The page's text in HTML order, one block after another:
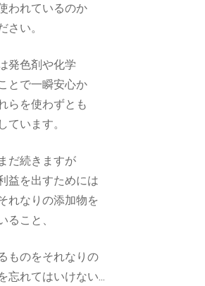
われているのか
い。
発色剤や化学
とで一瞬安心か
らを使わずとも
います。
だ続きますが
益を出すためには
れなりの添加物を
こと、
ものをそれなりの
忘れてはいけない...